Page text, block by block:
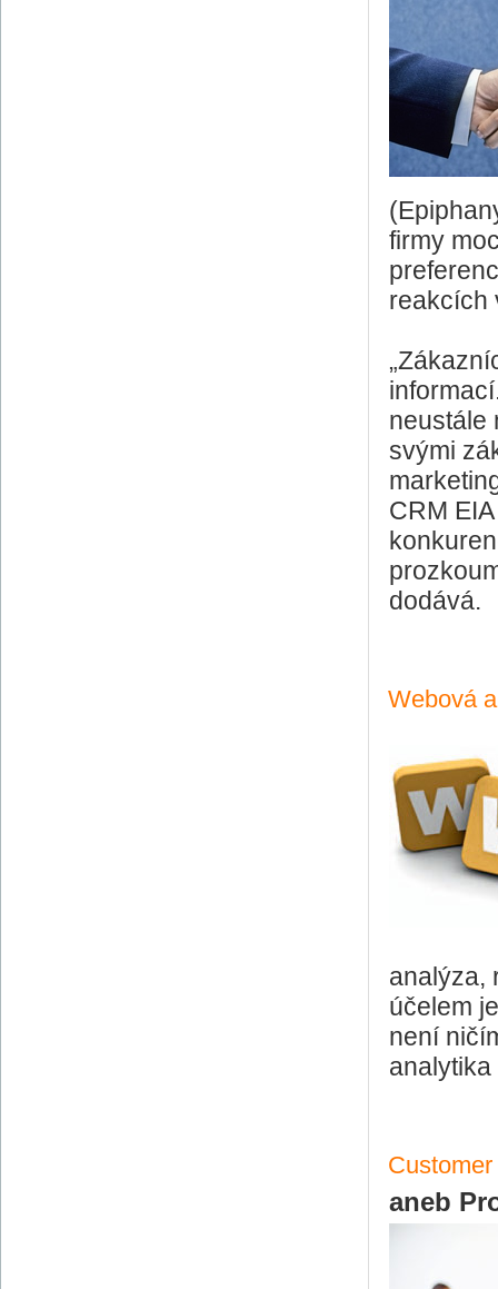
firmy
reakcích
neustále
svými
CRM
dodává.
Webová
analýza,
účelem
není
aneb